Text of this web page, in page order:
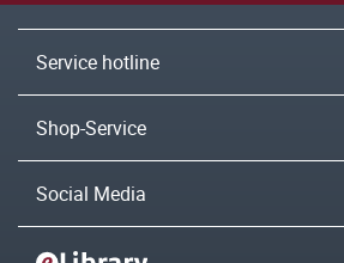
Service hotline
Shop-Service
Social Media